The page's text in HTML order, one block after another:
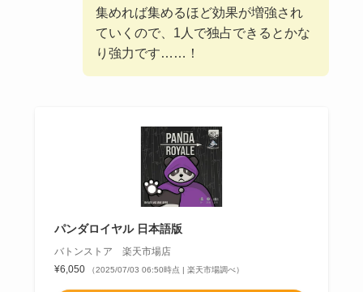
集めれば集めるほど効果が増強され
ていくので、1人で独占できるとかな
り強力です……！
パンダロイヤル 日本語版
バトンストア 楽天市場店
¥6,050
（2025/07/03 06:50時点 | 楽天市場調べ）